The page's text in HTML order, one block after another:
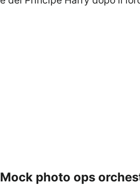
mock photo ops